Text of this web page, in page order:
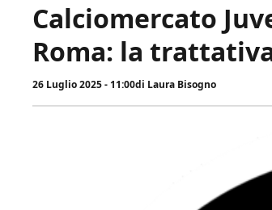
Calciomercato
Roma: la
26 Luglio 2025 - 11:00di Laura Bisogno